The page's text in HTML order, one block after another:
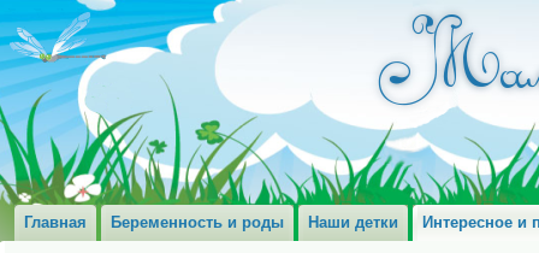
Главная Беременность и роды Наши детки Интересное и